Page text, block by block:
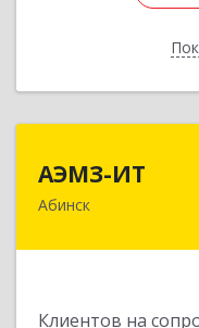
АЭМЗ-ИТ
Абинск
Клиентов на
353320,